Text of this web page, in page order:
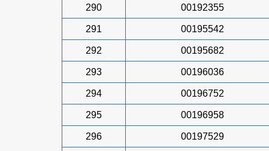
290 00192355
291 00195542
292 00195682
293 00196036
294 00196752
295 00196958
296 00197529